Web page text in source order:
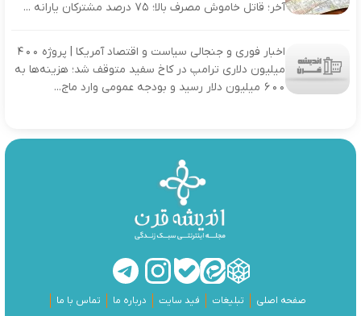
آخر؛ قاتل خاموش مصرف بالا؛ ۷۵ درصد مشترکان یارانه ...
اخبار فوری و جنجالی سیاست و اقتصاد آمریکا | پروژه ۴۰۰
میلیون دلاری ترامپ در کاخ سفید متوقف شد؛ هزینه‌ها به
۶۰۰ میلیون دلار رسید و بودجه عمومی وارد ماج...
صفحه اصلی تبلیغات فید سایت درباره ما تماس با ما